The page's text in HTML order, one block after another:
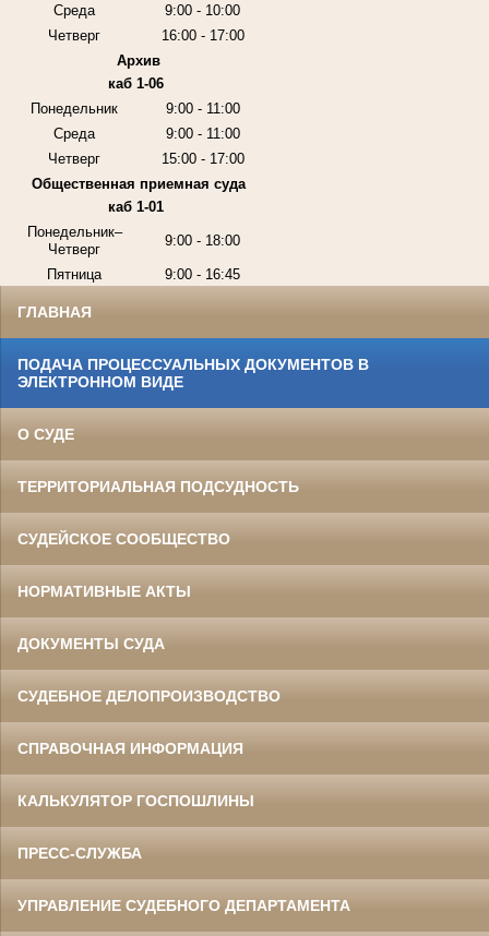
Среда
9:00 - 10:00
Четверг
16:00 - 17:00
Архив
каб 1-06
Понедельник
9:00 - 11:00
Среда
9:00 - 11:00
Четверг
15:00 - 17:00
Общественная приемная суда
каб 1-01
Понедельник–
Четверг
9:00 - 18:00
Пятница 9:00 - 16:45
ГЛАВНАЯ
ПОДАЧА ПРОЦЕССУАЛЬНЫХ ДОКУМЕНТОВ В
ЭЛЕКТРОННОМ ВИДЕ
О СУДЕ
ТЕРРИТОРИАЛЬНАЯ ПОДСУДНОСТЬ
СУДЕЙСКОЕ СООБЩЕСТВО
НОРМАТИВНЫЕ АКТЫ
ДОКУМЕНТЫ СУДА
СУДЕБНОЕ ДЕЛОПРОИЗВОДСТВО
СПРАВОЧНАЯ ИНФОРМАЦИЯ
КАЛЬКУЛЯТОР ГОСПОШЛИНЫ
ПРЕСС-СЛУЖБА
УПРАВЛЕНИЕ СУДЕБНОГО ДЕПАРТАМЕНТА